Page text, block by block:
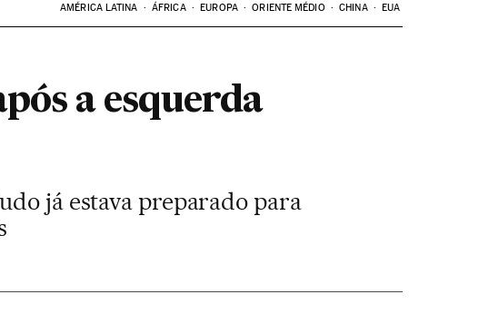
AMÉRICA LATINA ÁFRICA EUROPA ORIENTE MÉDIO CHINA EUA
a esquerda
já estava preparado para